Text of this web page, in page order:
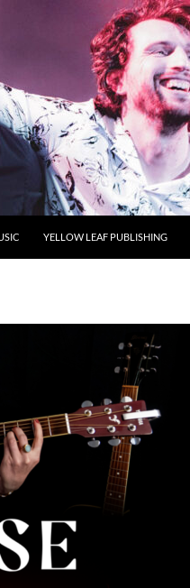
YELLOW LEAF PUBLISHING